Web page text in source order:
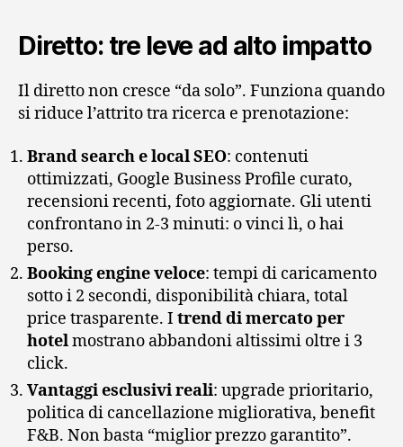
Diretto: tre leve ad alto impatto
Il diretto non cresce “da solo”. Funziona quando
si riduce l’attrito tra ricerca e prenotazione:
Brand search e local SEO: contenuti
ottimizzati, Google Business Profile curato,
recensioni recenti, foto aggiornate. Gli utenti
confrontano in 2-3 minuti: o vinci lì, o hai
perso.
Booking engine veloce: tempi di caricamento
sotto i 2 secondi, disponibilità chiara, total
price trasparente. I trend di mercato per
hotelmostrano abbandoni altissimi oltre i 3
click.
Vantaggi esclusivi reali: upgrade prioritario,
politica di cancellazione migliorativa, benefit
F&B. Non basta “miglior prezzo garantito”.